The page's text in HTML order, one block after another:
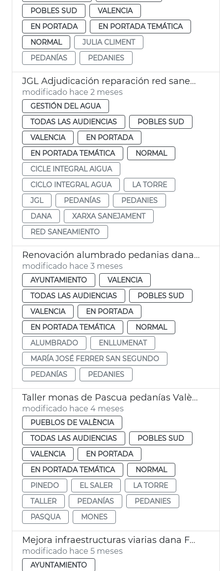
POBLES SUD
VALENCIA
EN PORTADA
EN PORTADA TEMÁTICA
NORMAL
JULIA CLIMENT
PEDANÍAS
PEDANIES
JGL Adjudicación reparación red saneamiento La Torre
modificado hace 2 meses
GESTIÓN DEL AGUA
TODAS LAS AUDIENCIAS
POBLES SUD
VALENCIA
EN PORTADA
EN PORTADA TEMÁTICA
NORMAL
CICLE INTEGRAL AIGUA
CICLO INTEGRAL AGUA
LA TORRE
JGL
PEDANÍAS
PEDANIES
DANA
XARXA SANEJAMENT
RED SANEAMIENTO
Renovación alumbrado pedanias dana València
modificado hace 3 meses
AYUNTAMIENTO
VALENCIA
TODAS LAS AUDIENCIAS
POBLES SUD
VALENCIA
EN PORTADA
EN PORTADA TEMÁTICA
NORMAL
ALUMBRADO
ENLLUMENAT
MARÍA JOSÉ FERRER SAN SEGUNDO
PEDANÍAS
PEDANIES
Taller monas de Pascua pedanías València
modificado hace 4 meses
PUEBLOS DE VALÈNCIA
TODAS LAS AUDIENCIAS
POBLES SUD
VALENCIA
EN PORTADA
EN PORTADA TEMÁTICA
NORMAL
PINEDO
EL SALER
LA TORRE
TALLER
PEDANÍAS
PEDANIES
PASQUA
MONES
Mejora infraestructuras viarias dana Forn d'Alcedo y Castellar València
modificado hace 5 meses
AYUNTAMIENTO